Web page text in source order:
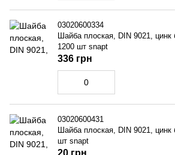
03020600334
Шайба плоская, DIN 9021,
1200 шт snapt
336 грн
03020600431
Шайба плоская, DIN 9021,
шт snapt
20 грн